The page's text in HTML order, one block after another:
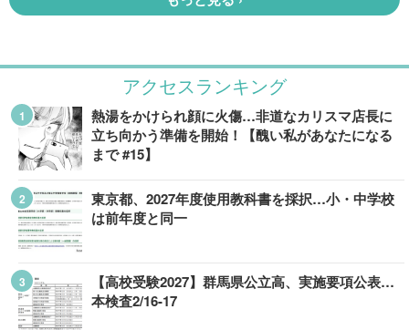
アクセスランキング
熱湯をかけられ顔に火傷…非道なカリスマ店長に
立ち向かう準備を開始！【醜い私があなたになる
まで #15】
東京都、2027年度使用教科書を採択…小・中学校
は前年度と同一
【高校受験2027】群馬県公立高、実施要項公表…
本検査2/16-17